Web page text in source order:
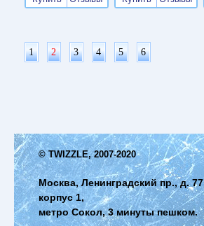
1 2 3 4 5 6
© TWIZZLE, 2007-2020
Москва, Ленинградский пр., д. 77
корпус 1,
метро Сокол, 3 минуты пешком.